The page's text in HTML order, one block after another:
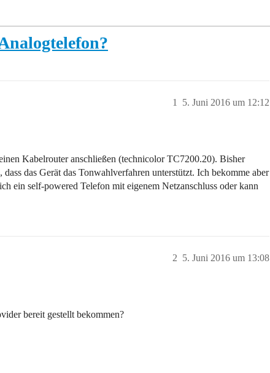
5. Juni 2016 um 12:12
1
Kabelrouter anschließen (technicolor TC7200.20). Bisher
das Gerät das Tonwahlverfahren unterstützt. Ich bekomme aber
ein self-powered Telefon mit eigenem Netzanschluss oder kann
5. Juni 2016 um 13:08
2
bereit gestellt bekommen?